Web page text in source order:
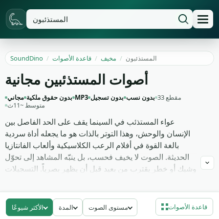
SoundDino / قاعدة الأصوات / مخيف / المستذئبون
أصوات المستذئبين مجانية
مجاني بدون حقوق ملكية MP3 بدون تسجيل بدون نسب
33 مقطع
متوسط ~11ث
عواء المستذئب في السينما يقف على الحد الفاصل بين
الإنسان والوحش، وهذا التوتر بالذات هو ما يجعله أداة سردية
بالغة القوة في أفلام الرعب الكلاسيكية وألعاب الفانتازيا
الحديثة. الصوت لا يخيف فحسب، بل ينبّه المشاهد إلى تحوّل
وشيك أو خطر يقترب من بعيد قبل أن يظهر بصرياً. التسجيلات
والزمجرة المعدّلة بترددات منخفضة لمنحها كتلة جسدية،
وأصوات التحول الانتقالية بين الصرخة البشرية والنخير
الحيواني الخالص.
الأكثر شيوعًا المدة مستوى الصوت قاعدة الأصوات